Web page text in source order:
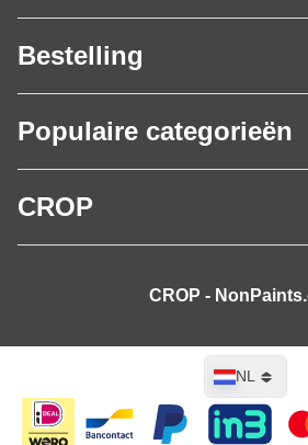
Bestelling
Populaire categorieën
CROP
CROP -
Taal
NL